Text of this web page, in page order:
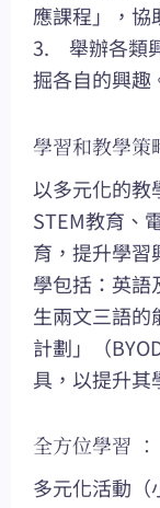
應課程」，協
3. 舉辦各類
掘各自的興趣
學習和教學策
以多元化的教
STEM教育、
育，提升學習
學包括：英語
生兩文三語的
計劃」（
具，以提升其
全方位學習 ：
多元化活動（